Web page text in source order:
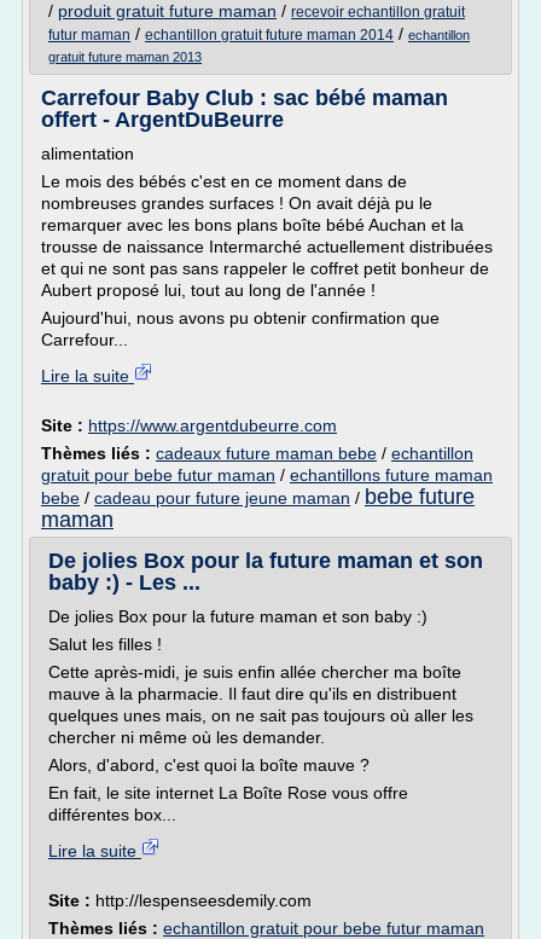
/ produit gratuit future maman / recevoir echantillon gratuit
futur maman / echantillon gratuit future maman 2014 / echantillon
gratuit future maman 2013
Carrefour Baby Club : sac bébé maman
offert - ArgentDuBeurre
alimentation
Le mois des bébés c'est en ce moment dans de
nombreuses grandes surfaces ! On avait déjà pu le
remarquer avec les bons plans boîte bébé Auchan et la
trousse de naissance Intermarché actuellement distribuées
et qui ne sont pas sans rappeler le coffret petit bonheur de
Aubert proposé lui, tout au long de l'année !
Aujourd'hui, nous avons pu obtenir confirmation que
Carrefour...
Lire la suite
Site : https://www.argentdubeurre.com
Thèmes liés : cadeaux future maman bebe / echantillon
gratuit pour bebe futur maman / echantillons future maman
bebe / cadeau pour future jeune maman / bebe future
maman
De jolies Box pour la future maman et son
baby :) - Les ...
De jolies Box pour la future maman et son baby :)
Salut les filles !
Cette après-midi, je suis enfin allée chercher ma boîte
mauve à la pharmacie. Il faut dire qu'ils en distribuent
quelques unes mais, on ne sait pas toujours où aller les
chercher ni même où les demander.
Alors, d'abord, c'est quoi la boîte mauve ?
En fait, le site internet La Boîte Rose vous offre
différentes box...
Lire la suite
Site : http://lespenseesdemily.com
Thèmes liés : echantillon gratuit pour bebe futur maman